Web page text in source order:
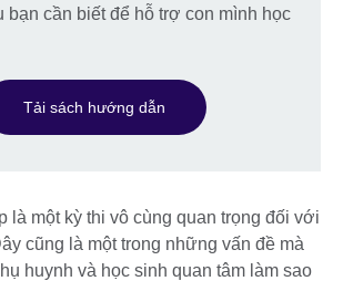
bạn cần biết để hỗ trợ con mình học
Tải sách hướng dẫn
là một kỳ thi vô cùng quan trọng đối với
cũng là một trong những vấn đề mà
huynh và học sinh quan tâm làm sao